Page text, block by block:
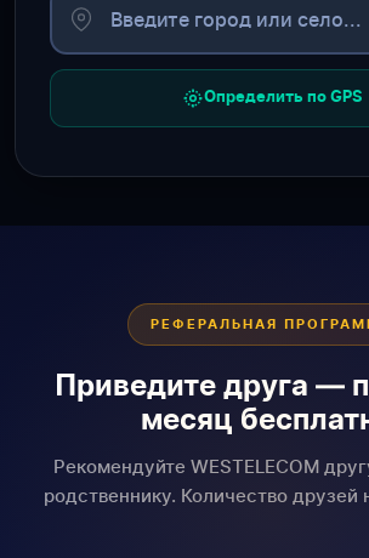
Определить по GPS
РЕФЕРАЛЬНАЯ
Приведите друга —
месяц
Рекомендуйте WESTELECOM
родственнику. Количество друзей